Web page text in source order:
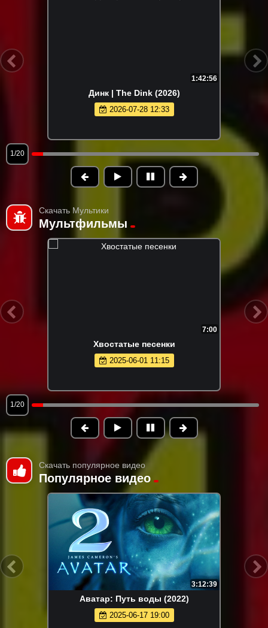
1:42:56
Динк | The Dink (2026)
2026-07-28 12:33
1/20
Скачать Мультики
Мультфильмы
7:00
Хвостатые песенки
2025-06-01 11:15
1/20
Скачать популярное видео
Популярное видео
3:12:39
Аватар: Путь воды (2022)
2025-06-17 19:00